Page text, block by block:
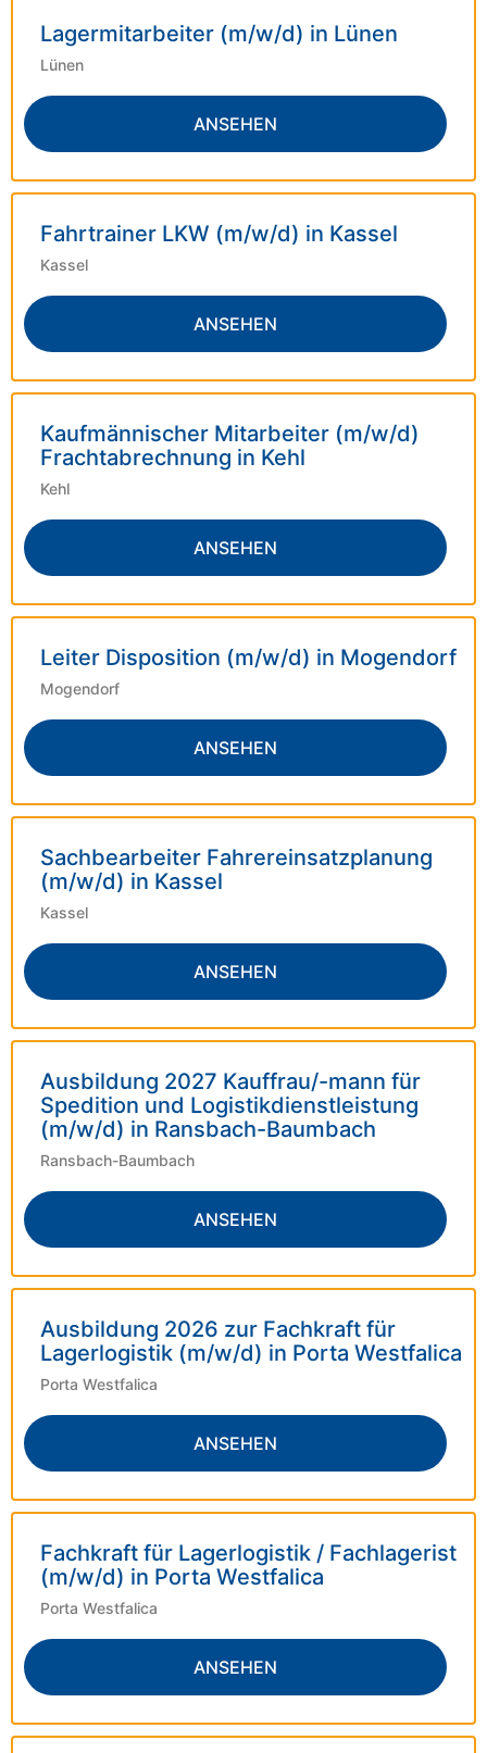
Lagermitarbeiter (m/w/d) in Lünen
Lünen
ANSEHEN
Fahrtrainer LKW (m/w/d) in Kassel
Kassel
ANSEHEN
Kaufmännischer Mitarbeiter (m/w/d)
Frachtabrechnung in Kehl
Kehl
ANSEHEN
Leiter Disposition (m/w/d) in Mogendorf
Mogendorf
ANSEHEN
Sachbearbeiter Fahrereinsatzplanung
(m/w/d) in Kassel
Kassel
ANSEHEN
Ausbildung 2027 Kauffrau/-mann für
Spedition und Logistikdienstleistung
(m/w/d) in Ransbach-Baumbach
Ransbach-Baumbach
ANSEHEN
Ausbildung 2026 zur Fachkraft für
Lagerlogistik (m/w/d) in Porta Westfalica
Porta Westfalica
ANSEHEN
Fachkraft für Lagerlogistik / Fachlagerist
(m/w/d) in Porta Westfalica
Porta Westfalica
ANSEHEN